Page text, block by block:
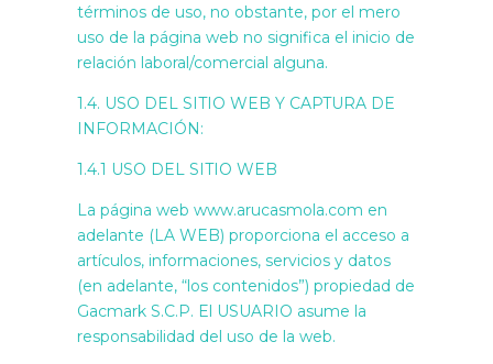
términos de uso, no obstante, por el mero
uso de la página web no significa el inicio de
relación laboral/comercial alguna.
1.4. USO DEL SITIO WEB Y CAPTURA DE
INFORMACIÓN:
1.4.1 USO DEL SITIO WEB
La página web www.arucasmola.com en
adelante (LA WEB) proporciona el acceso a
artículos, informaciones, servicios y datos
(en adelante, “los contenidos”) propiedad de
Gacmark S.C.P. El USUARIO asume la
responsabilidad del uso de la web.